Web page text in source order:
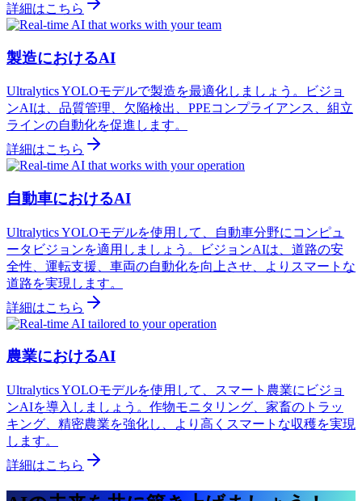
詳細はこちら
製造におけるAI
Ultralytics YOLOモデルで製造を最適化しましょう。ビジョ
ンAIは、品質管理、欠陥検出、PPEコンプライアンス、組立
ラインの自動化を促進します。
詳細はこちら
自動車におけるAI
Ultralytics YOLOモデルを使用して、自動車分野にコンピュ
ータビジョンを適用しましょう。ビジョンAIは、道路の安
全性、運転支援、車両の自動化を向上させ、よりスマートな
道路を実現します。
詳細はこちら
農業におけるAI
Ultralytics YOLOモデルを使用して、スマート農業にビジョ
ンAIを導入しましょう。作物モニタリング、家畜のトラッ
キング、精密農業を強化し、より高くスマートな収穫を実現
します。
詳細はこちら